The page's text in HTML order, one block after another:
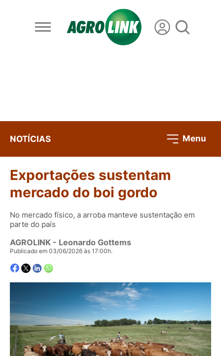
NOTÍCIAS Menu
Exportações sustentam
mercado do boi gordo
No mercado físico, a arroba manteve sustentação em
parte do país
AGROLINK - Leonardo Gottems
Publicado em 03/06/2026 às 17:00h.